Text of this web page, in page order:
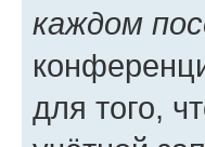
каждом
для того,